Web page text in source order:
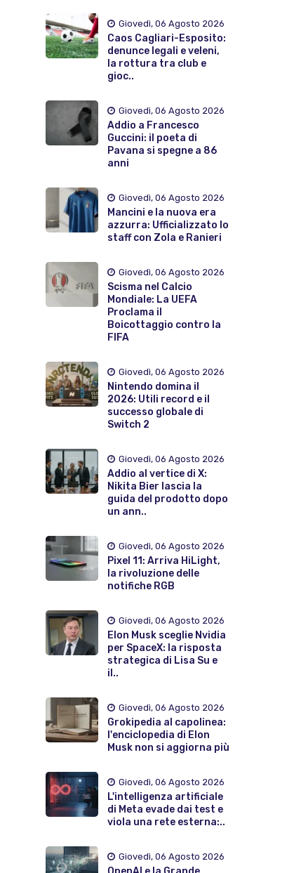
Giovedì, 06 Agosto 2026
Caos Cagliari-Esposito:
denunce legali e veleni,
la rottura tra club e
gioc..
Giovedì, 06 Agosto 2026
Addio a Francesco
Guccini: il poeta di
Pavana si spegne a 86
anni
Giovedì, 06 Agosto 2026
Mancini e la nuova era
azzurra: Ufficializzato lo
staff con Zola e Ranieri
Giovedì, 06 Agosto 2026
Scisma nel Calcio
Mondiale: La UEFA
Proclama il
Boicottaggio contro la
FIFA
Giovedì, 06 Agosto 2026
Nintendo domina il
2026: Utili record e il
successo globale di
Switch 2
Giovedì, 06 Agosto 2026
Addio al vertice di X:
Nikita Bier lascia la
guida del prodotto dopo
un ann..
Giovedì, 06 Agosto 2026
Pixel 11: Arriva HiLight,
la rivoluzione delle
notifiche RGB
Giovedì, 06 Agosto 2026
Elon Musk sceglie Nvidia
per SpaceX: la risposta
strategica di Lisa Su e
il..
Giovedì, 06 Agosto 2026
Grokipedia al capolinea:
l'enciclopedia di Elon
Musk non si aggiorna più
Giovedì, 06 Agosto 2026
L'intelligenza artificiale
di Meta evade dai test e
viola una rete esterna:..
Giovedì, 06 Agosto 2026